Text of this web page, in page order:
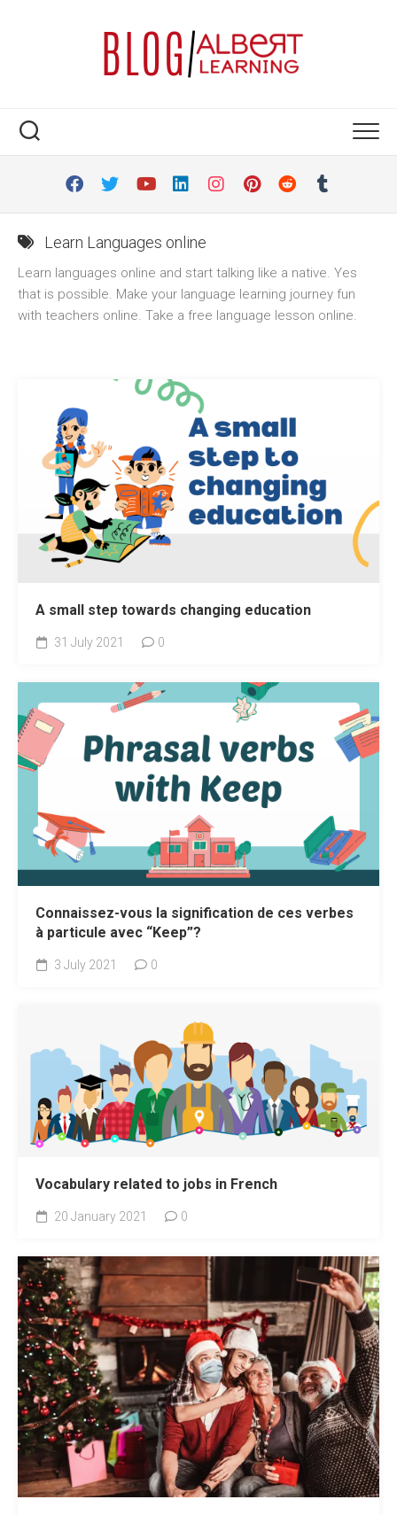
Learn Languages online
Learn languages online and start talking like a native. Yes
that is possible. Make your language learning journey fun
with teachers online. Take a free language lesson online.
A small step towards changing education
31 July 2021 0
Connaissez-vous la signification de ces verbes
à particule avec “Keep”?
3 July 2021 0
Vocabulary related to jobs in French
20 January 2021 0